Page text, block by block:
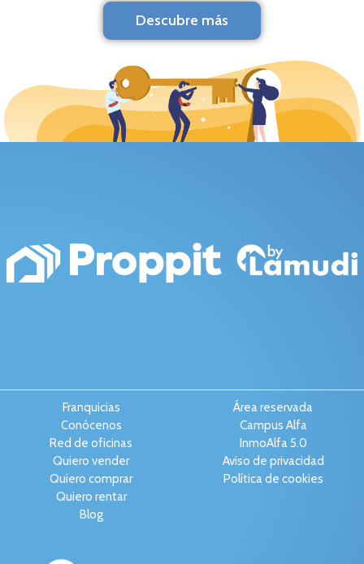
Descubre más
Franquicias
Conócenos
Red de oficinas
Quiero vender
Quiero comprar
Quiero rentar
Blog
Área reservada
Campus Alfa
InmoAlfa 5.0
Aviso de privacidad
Política de cookies